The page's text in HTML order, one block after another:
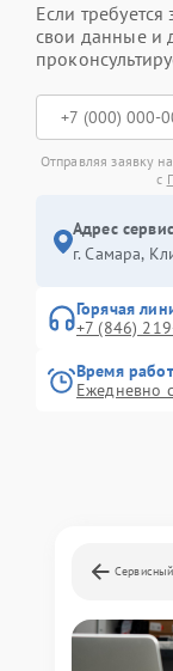
Если требуется
свои данные и
Отправляя заявку
с
Адрес
г. Самара,
Горячая
+7 (846)
Время
Ежедневно